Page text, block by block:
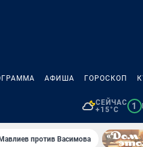
АФИША ГОРОСКОП
СЕЙЧАС
+15°C
1
Мавлиев против Васимова